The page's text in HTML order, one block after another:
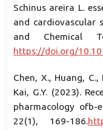
Schinus areira L.
and cardiovascular
and Chemical
https://doi.org/
Chen, X., Huang,
Kai, G.Y. (2023).
pharmacology ofb-
22(1), 169-186.